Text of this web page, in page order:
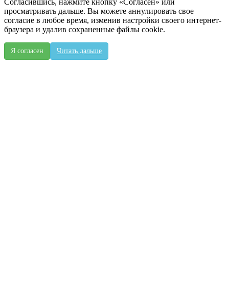
просматривать дальше. Вы можете аннулировать свое
согласие в любое время, изменив настройки своего интернет-
браузера и удалив сохраненные файлы cookie.
Я согласен Читать дальше